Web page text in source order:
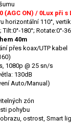
(AGC ON) / 0Lux při s
horizontální 110°,
180°; Rotate:0°-
40m
přes koax/UTP kabel
1080p @ 25 sn/s
130dB
Auto/Manual)
zón
pohybu
ostrost, Smart